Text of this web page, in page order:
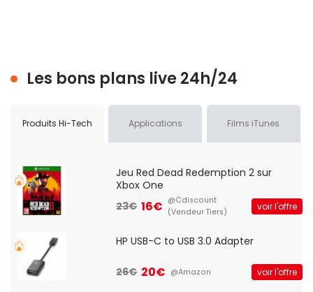
Les bons plans live 24h/24
Produits Hi-Tech Applications Films iTunes
Jeu Red Dead Redemption 2 sur
Xbox One
23€ 16€ @Cdiscount
(Vendeur Tiers)
voir l'offre
HP USB-C to USB 3.0 Adapter
26€ 20€ @Amazon voir l'offre